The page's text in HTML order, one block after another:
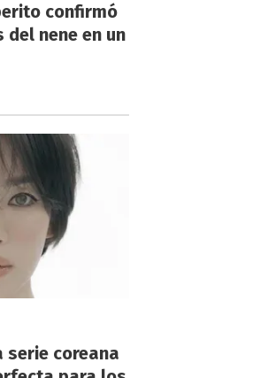
confirmó
nene en un
serie coreana